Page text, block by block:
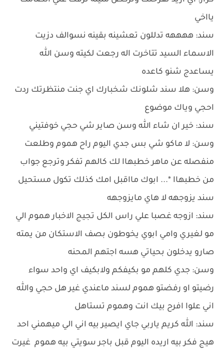
يااخي
سند: ههههه تدللون تعشينه بقينه نسوالف دزيت
الاسماء السيد تتاخرت اله رجعت لكيته وسن الله
يساعدج شنو كاعده
وسن: هلا سند شلونك شخبارك اي جنت منتظرتك ردت
احجي وياك موضوع
سند: خير ان شاء الله وسن صاير شي حجي خوفتيني
وسن: لا ماكو شي بس جدي اليوم راح هموم وطلعت
منفصله عن ماهر خطبهاا لك كالهم تفكر وترجع جواب
من خطبهاا *... ابوك مااقبل امك كذلك تكول مستحيل
سند يزوجهه لا هاي مايزوجهه
سند: ازوجه غصبا علي راس الكل تجيج الاخبار هموم الي
مو لغيري وامي ابوي يخوطون بصف الاستكان من يمته
صارو يدخلون بحياتي هسه اجتهم المحنه
وسن: جدي كلهم مو بكيفكم ولابكيف اي واحد سواء
رضيتو او رفضتو هموم لسند ماعندي غير هل حجي والله
اني علوا افرح بيك انت وهموم تستاهل
سند: الله كريم ياربي جاي ايصير بيه اني الي ميهمني احد
هيج فكر بيه اريده اليوم قبل باجر سويتي بيه هموم غيرت